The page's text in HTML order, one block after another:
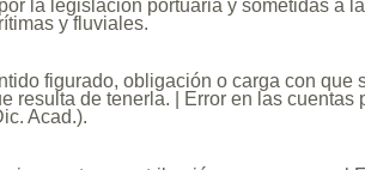
la legislación portuaria y sometidas a
y fluviales.
figurado, obligación o carga con que
resulta de tenerla. | Error en las cuentas
Acad.).